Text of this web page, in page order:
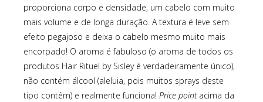
proporciona corpo e densidade, um cabelo com muito
mais volume e de longa duração. A textura é leve sem
efeito pegajoso e deixa o cabelo mesmo muito mais
encorpado! O aroma é fabuloso (o aroma de todos os
produtos Hair Rituel by Sisley é verdadeiramente único),
não contém álcool (aleluia, pois muitos sprays deste
tipo contêm) e realmente funciona! Price pointacima da